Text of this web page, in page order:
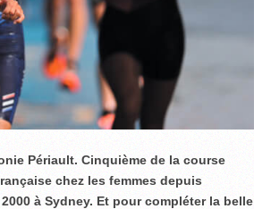
Périault. Cinquième de la course
chez les femmes depuis
à Sydney. Et pour compléter la belle